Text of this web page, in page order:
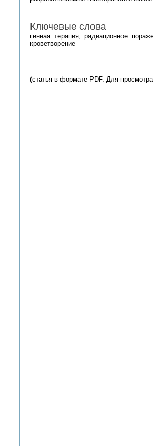
Ключевые слова
генная терапия, радиационное
кроветворение
(статья в формате PDF. Для